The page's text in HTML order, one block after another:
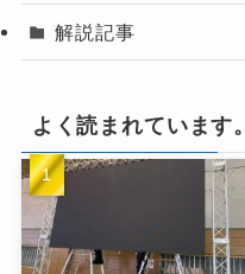
解説記事
よく読まれています。